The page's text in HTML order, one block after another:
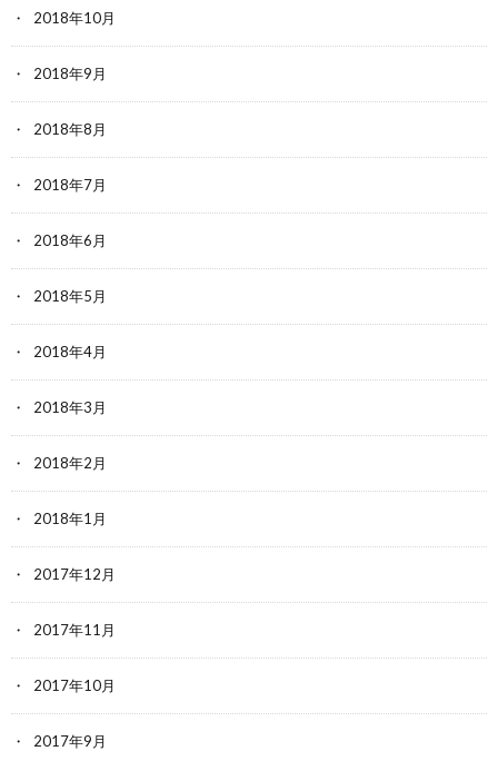
2018年10月
2018年9月
2018年8月
2018年7月
2018年6月
2018年5月
2018年4月
2018年3月
2018年2月
2018年1月
2017年12月
2017年11月
2017年10月
2017年9月